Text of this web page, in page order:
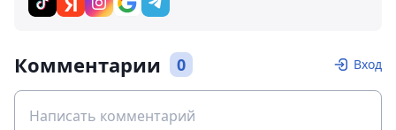
Комментарии 0 Вход